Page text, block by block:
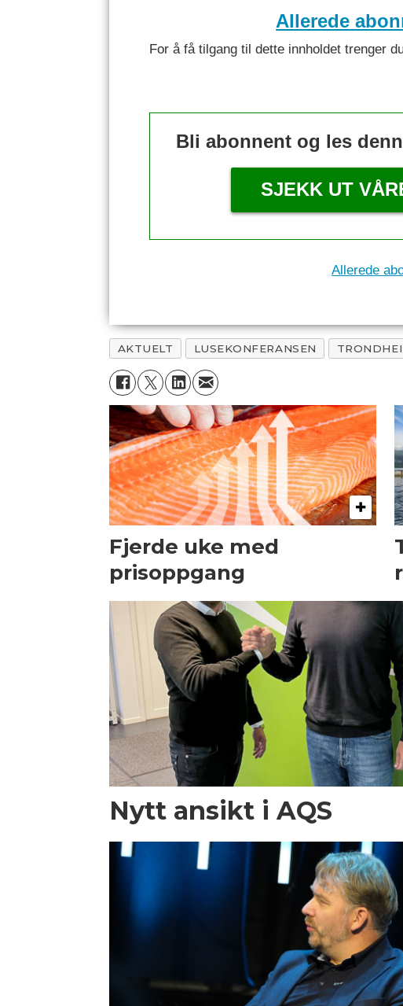
Allerede
For å få tilgang til dette innholdet trenger
Bli abonnent og les
SJEKK UT
Allerede
AKTUELT LUSEKONFERANSEN
Fjerde uke med
prisoppgang
Nytt ansikt i AQS